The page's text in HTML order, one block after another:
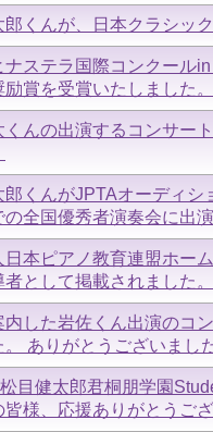
郎くんが、日本クラシッ
ナステラ国際コンクール
励賞を受賞いたしました
くんの出演するコンサー
郎くんがJPTAオーディ
の全国優秀者演奏会に出演
日本ピアノ教育連盟ホー
として掲載されました。
内した岩佐くん出演のコ
。 ありがとうございました
目健太郎君桐朋学園
皆様、応援ありがとうござ